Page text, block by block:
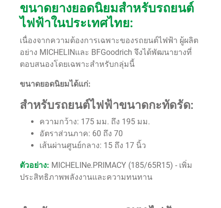
ขนาดยางยอดนิยมสำหรับรถยนต์
ไฟฟ้าในประเทศไทย:
เนื่องจากความต้องการเฉพาะของรถยนต์ไฟฟ้า ผู้ผลิต
อย่าง MICHELINและ BFGoodrich จึงได้พัฒนายางที่
ตอบสนองโดยเฉพาะสำหรับกลุ่มนี้
ขนาดยอดนิยมได้แก่:
สำหรับรถยนต์ไฟฟ้าขนาดกะทัดรัด:
ความกว้าง: 175 มม. ถึง 195 มม.
อัตราส่วนภาค: 60 ถึง 70
เส้นผ่านศูนย์กลาง: 15 ถึง 17 นิ้ว
ตัวอย่าง: MICHELINe.PRIMACY (185/65R15) - เพิ่ม
ประสิทธิภาพพลังงานและความทนทาน